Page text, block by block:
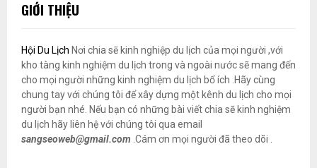
GIỚI THIỆU
Hội Du Lịch Nơi chia sẽ kinh nghiệp du lịch của mọi người ,với
kho tàng kinh nghiệm du lịch trong và ngoài nước sẽ mang đến
cho mọi người những kinh nghiệm du lịch bổ ích .Hãy cùng
chung tay với chúng tôi để xây dựng một kênh du lịch cho mọi
người bạn nhé. Nếu bạn có những bài viết chia sẽ kinh nghiệm
du lịch hãy liên hệ với chúng tôi qua email
sangseoweb@gmail.com .Cám ơn mọi người đã theo dõi .